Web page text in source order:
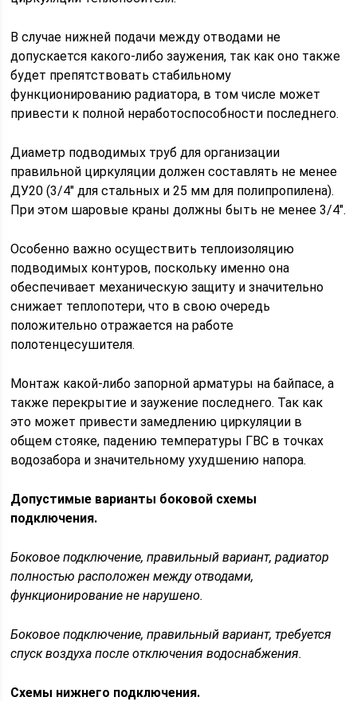
В случае нижней подачи между отводами не
допускается какого-либо заужения, так как оно также
будет препятствовать стабильному
функционированию радиатора, в том числе может
привести к полной неработоспособности последнего.
Диаметр подводимых труб для организации
правильной циркуляции должен составлять не менее
ДУ20 (3/4" для стальных и 25 мм для полипропилена).
При этом шаровые краны должны быть не менее 3/4".
Особенно важно осуществить теплоизоляцию
подводимых контуров, поскольку именно она
обеспечивает механическую защиту и значительно
снижает теплопотери, что в свою очередь
положительно отражается на работе
полотенцесушителя.
Монтаж какой-либо запорной арматуры на байпасе, а
также перекрытие и заужение последнего. Так как
это может привести замедлению циркуляции в
общем стояке, падению температуры ГВС в точках
водозабора и значительному ухудшению напора.
Допустимые варианты боковой схемы
подключения.
Боковое подключение, правильный вариант, радиатор
полностью расположен между отводами,
функционирование не нарушено.
Боковое подключение, правильный вариант, требуется
спуск воздуха после отключения водоснабжения.
Схемы нижнего подключения.